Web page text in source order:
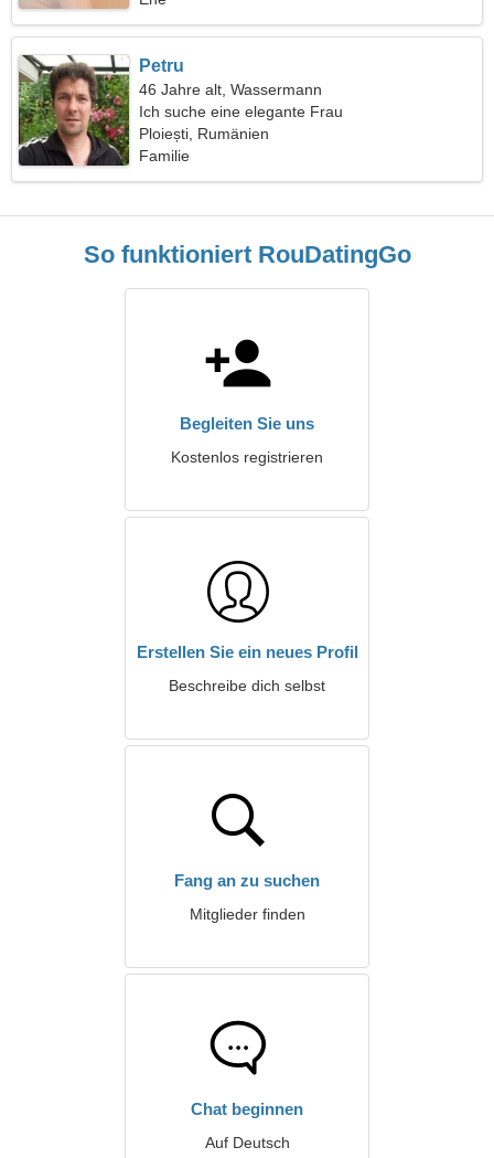
Petru
46 Jahre alt, Wassermann
Ich suche eine elegante Frau
Ploiești, Rumänien
Familie
So funktioniert RouDatingGo
Begleiten Sie uns
Kostenlos registrieren
Erstellen Sie ein neues Profil
Beschreibe dich selbst
Fang an zu suchen
Mitglieder finden
Chat beginnen
Auf Deutsch